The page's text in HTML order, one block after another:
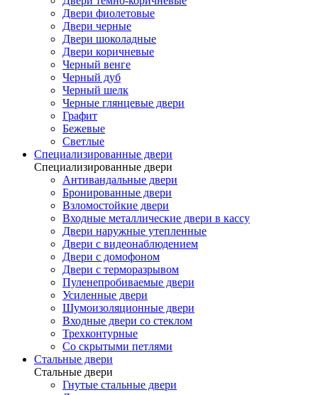
Двери фиолетовые
Двери черные
Двери шоколадные
Двери коричневые
Черный венге
Черный дуб
Черный шелк
Черные глянцевые двери
Графит
Бежевые
Светлые
Специализированные двери
Специализированные двери
Антивандальные двери
Бронированные двери
Взломостойкие двери
Входные металлические двери в кассу
Двери наружные утепленные
Двери с видеонаблюдением
Двери с домофоном
Двери с терморазрывом
Пуленепробиваемые двери
Усиленные двери
Шумоизоляционные двери
Входные двери со стеклом
Трехконтурные
Со скрытыми петлями
Стальные двери
Стальные двери
Гнутые стальные двери